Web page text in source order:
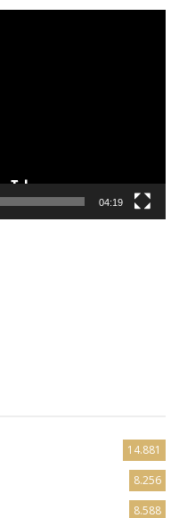
04:19
14.881
8.256
8.588